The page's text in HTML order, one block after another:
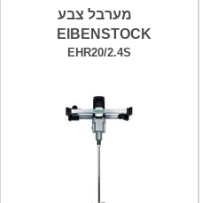
מערבל צבע
EIBENSTOCK
EHR20/2.4S